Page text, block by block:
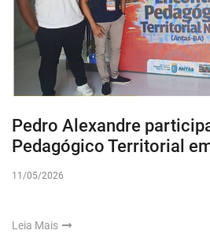
Pedro Alexandre
Pedagógico Territorial
11/05/2026
Leia Mais